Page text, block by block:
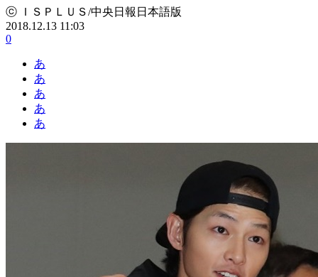
ⓒ ＩＳＰＬＵＳ/中央日報日本語版
2018.12.13 11:03
0
あ
あ
あ
あ
あ